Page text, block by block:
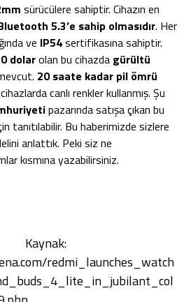
sürücülere sahiptir. Cihazın en
5.3’e sahip olmasıdır. Her
ve IP54sertifikasına sahiptir.
dolarolan bu cihazda gürültü
20 saate kadar pil ömrü
canlı renkler kullanmış. Şu
pazarında satışa çıkan bu
tanıtılabilir. Bu haberimizde sizlere
anlattık. Peki siz ne
kısmına yazabilirsiniz.
Kaynak:
redmi_launches_watch